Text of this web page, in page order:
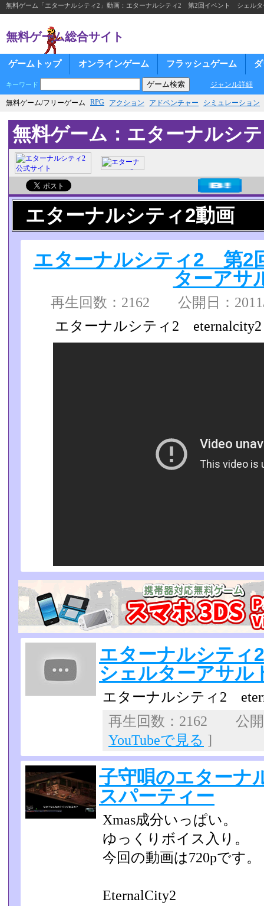
無料ゲーム「エターナルシティ2」動画：エターナルシティ2 第2回イベント シェルタ
無料ゲーム総合サイト
ゲームトップ オンラインゲーム フラッシュゲーム
キーワード ジャンル詳細
無料ゲーム/フリーゲーム RPG アクション アドベンチャー シミュレーション
無料ゲーム：エターナルシ
エターナルシティ2動画
エターナルシティ2 第
ターアサ
再生回数：2162 公開日：
エターナルシティ2 eternalcity2
エターナルシテ
シェルターアサル
エターナルシティ2
再生回数：2162 公
YouTubeで見る ]
子守唄のエターナ
スパーティー
Xmas成分いっぱい。
ゆっくりボイス入り。
今回の動画は720pです。
EternalCity2